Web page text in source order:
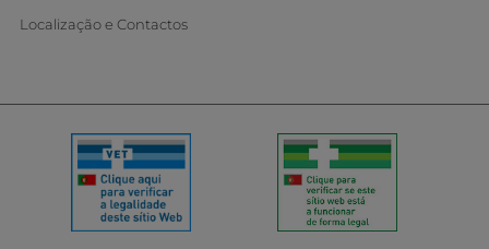
Localização e Contactos